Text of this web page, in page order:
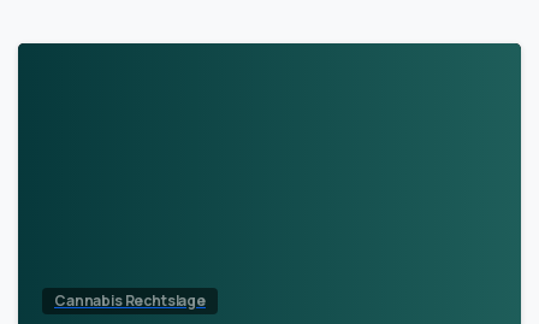
Cannabis Rechtslage